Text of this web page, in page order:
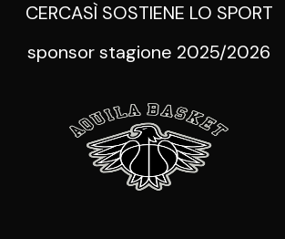
CERCASÌ SOSTIENE LO SPORT
sponsor stagione 2025/2026